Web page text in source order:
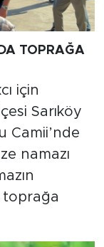
TOPRAĞA
için
Sarıköy
Camii’nde
namazı
toprağa